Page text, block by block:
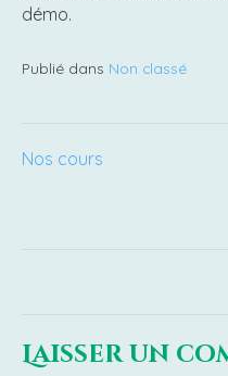
démo.
Publié dans Non classé
Nos cours
Laisser un